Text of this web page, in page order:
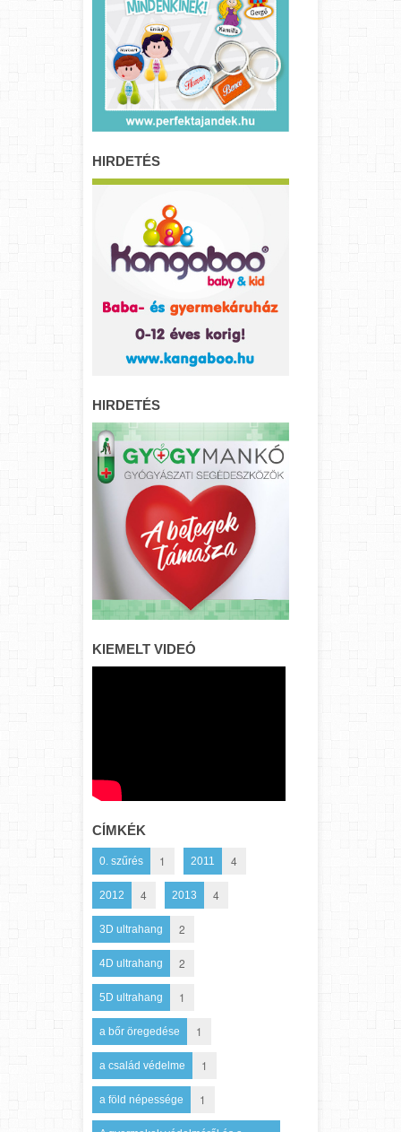
HIRDETÉS
HIRDETÉS
KIEMELT VIDEÓ
CÍMKÉK
0. szűrés 1 2011 4
2012 4 2013 4
3D ultrahang 2
4D ultrahang 2
5D ultrahang 1
a bőr öregedése 1
a család védelme 1
a föld népessége 1